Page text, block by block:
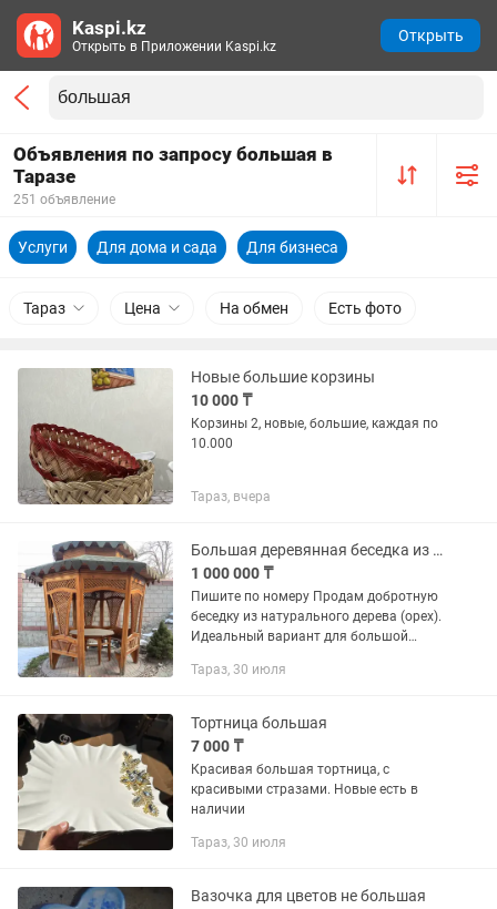
Объявления по запросу большая в
Таразе
251 объявление
Услуги Для дома и сада Для бизнеса
Тараз Цена На обмен Есть фото
Новые большие корзины
10 000 ₸
Корзины 2, новые, большие, каждая по
10.000
Тараз, вчера
Большая деревянная беседка из ореха (на 12-14 человек)
1 000 000 ₸
Пишите по номеру Продам добротную
беседку из натурального дерева (орех).
Идеальный вариант для большой
крепкая, выполнена качественно, с
Тараз, 30 июля
Тортница большая
7 000 ₸
Красивая большая тортница, с
красивыми стразами. Новые есть в
наличии
Тараз, 30 июля
Вазочка для цветов не большая
Kaspi.kz
Открыть в Приложении Kaspi.kz
Открыть